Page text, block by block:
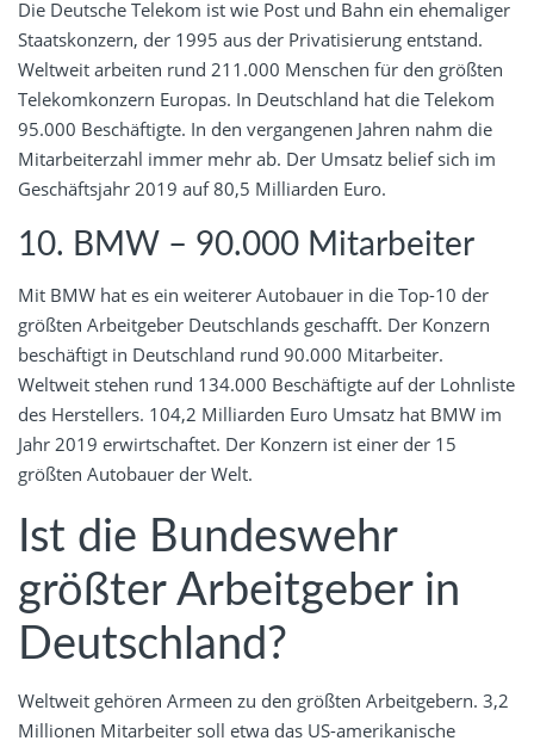
Die Deutsche Telekom ist wie Post und Bahn ein ehemaliger
Staatskonzern, der 1995 aus der Privatisierung entstand.
Weltweit arbeiten rund 211.000 Menschen für den größten
Telekomkonzern Europas. In Deutschland hat die Telekom
95.000 Beschäftigte. In den vergangenen Jahren nahm die
Mitarbeiterzahl immer mehr ab. Der Umsatz belief sich im
Geschäftsjahr 2019 auf 80,5 Milliarden Euro.
10. BMW – 90.000 Mitarbeiter
Mit BMW hat es ein weiterer Autobauer in die Top-10 der
größten Arbeitgeber Deutschlands geschafft. Der Konzern
beschäftigt in Deutschland rund 90.000 Mitarbeiter.
Weltweit stehen rund 134.000 Beschäftigte auf der Lohnliste
des Herstellers. 104,2 Milliarden Euro Umsatz hat BMW im
Jahr 2019 erwirtschaftet. Der Konzern ist einer der 15
größten Autobauer der Welt.
Ist die Bundeswehr
größter Arbeitgeber in
Deutschland?
Weltweit gehören Armeen zu den größten Arbeitgebern. 3,2
Millionen Mitarbeiter soll etwa das US-amerikanische